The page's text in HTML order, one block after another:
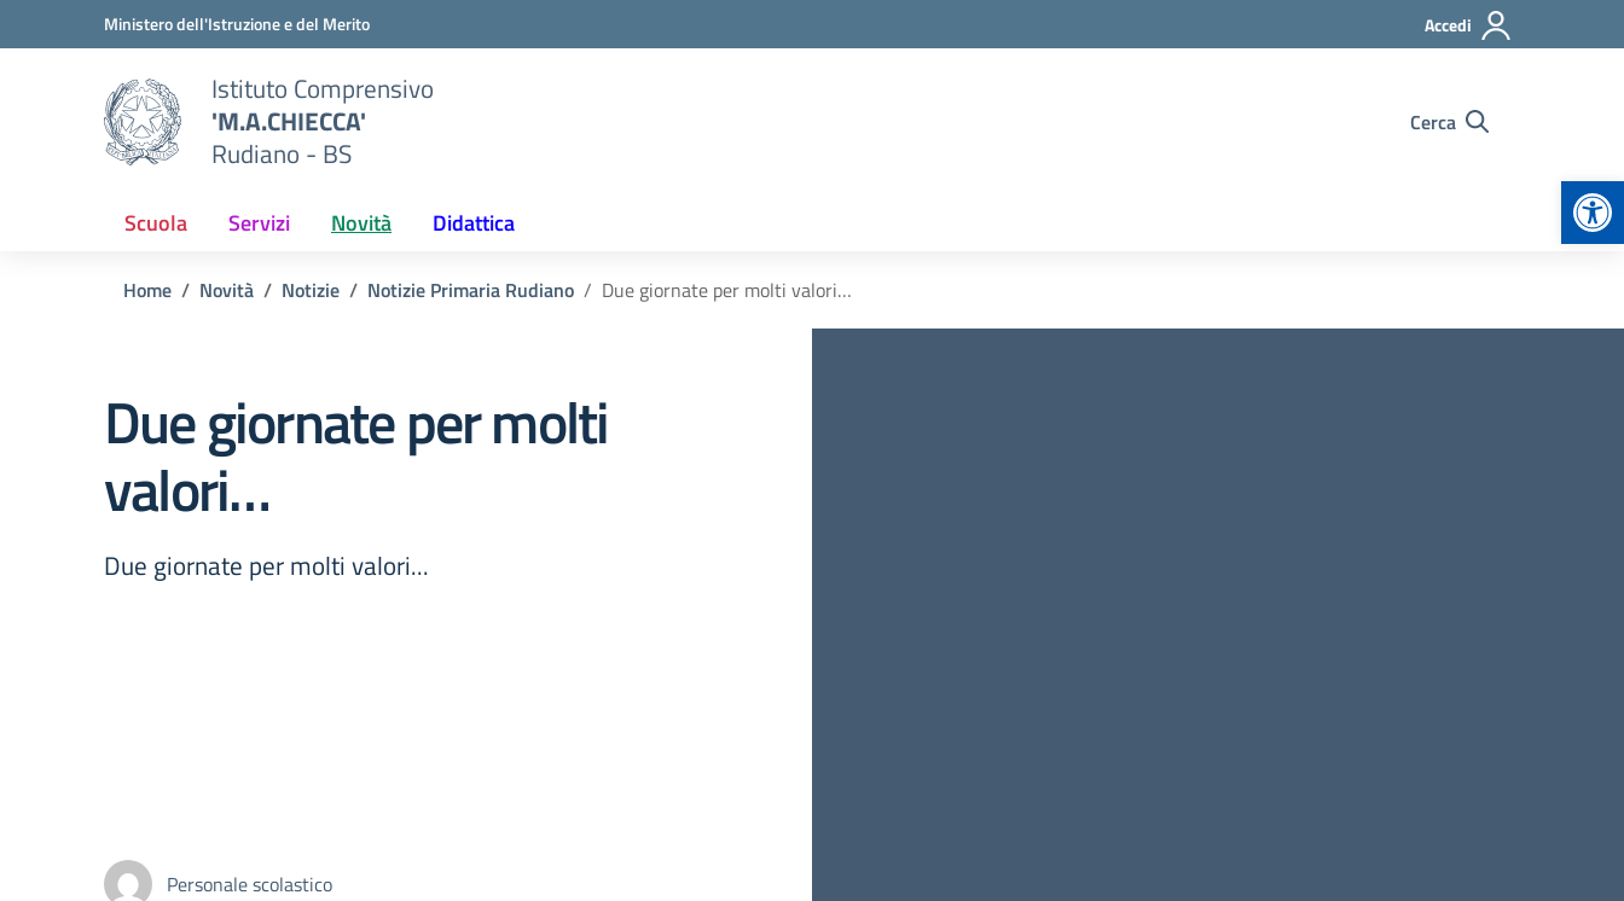
Vai ai contenuti
Vai al menu di navigazioneMinistero dell'Istruzione e del Merito Accedi
Istituto Comprensivo
'M.A.CHIECCA'
Rudiano - BS
Cerca
Scuola Servizi Novità Didattica
Home Novità Notizie Notizie Primaria Rudiano Due giornate per molti valori…
Due giornate per molti
valori…
Due giornate per molti valori...
Personale scolastico